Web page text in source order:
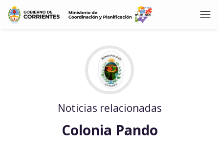
Noticias relacionadas
Colonia Pando